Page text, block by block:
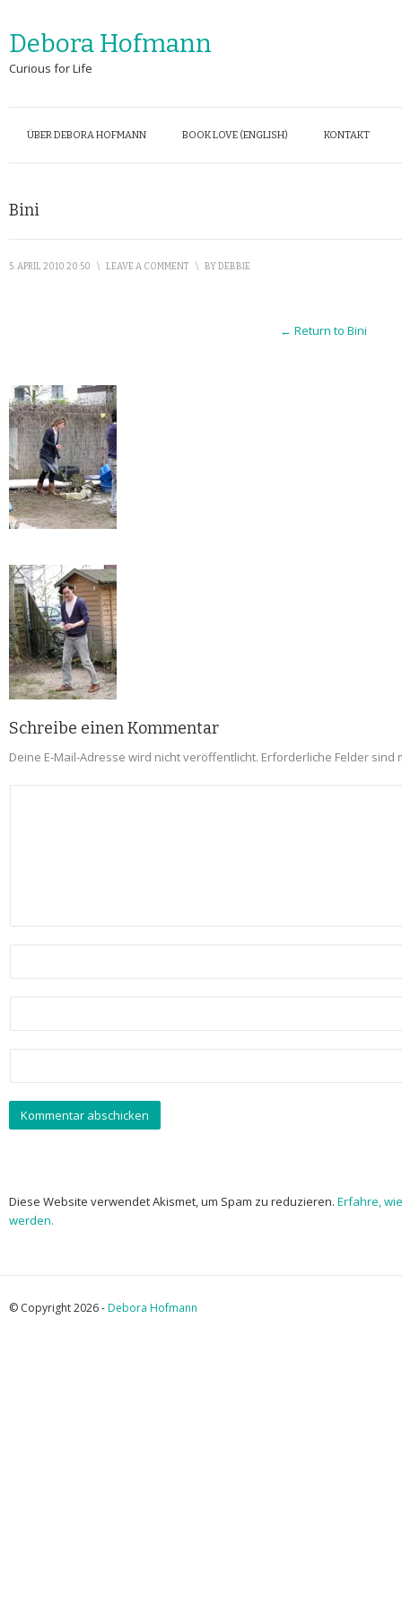
Debora Hofmann
Curious for Life
ÜBER DEBORA HOFMANN BOOK LOVE (ENGLISH) KONTAKT
Bini
5. APRIL 2010 20:50 \ LEAVE A COMMENT \ BYDEBBIE
← Return to Bini
Schreibe einen Kommentar
Deine E-Mail-Adresse wird nicht veröffentlicht. Erforderliche Felder sind
Diese Website verwendet Akismet, um Spam zu reduzieren. Erfahre,
werden.
© Copyright 2026 -Debora Hofmann